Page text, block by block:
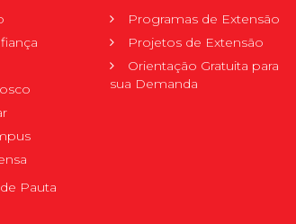
Pauta
Programas de Extensão
Projetos de Extensão
Orientação Gratuita para
sua Demanda